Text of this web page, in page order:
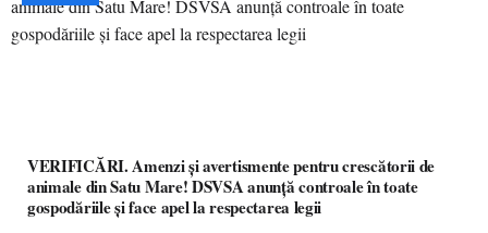
VERIFICĂRI. Amenzi și avertismente pentru crescătorii de
animale din Satu Mare! DSVSA anunță controale în toate
gospodăriile și face apel la respectarea legii